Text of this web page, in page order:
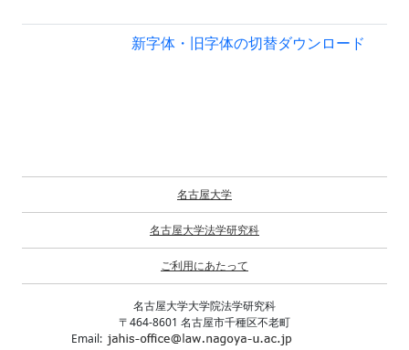
新字体・旧字体の切替ダウンロード
名古屋大学
名古屋大学法学研究科
ご利用にあたって
名古屋大学大学院法学研究科
〒464-8601 名古屋市千種区不老町
Email: